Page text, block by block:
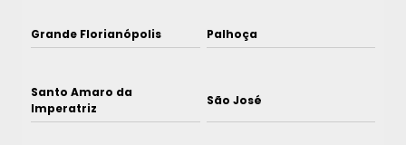
Grande Florianópolis Palhoça
Santo Amaro da
Imperatriz
São José